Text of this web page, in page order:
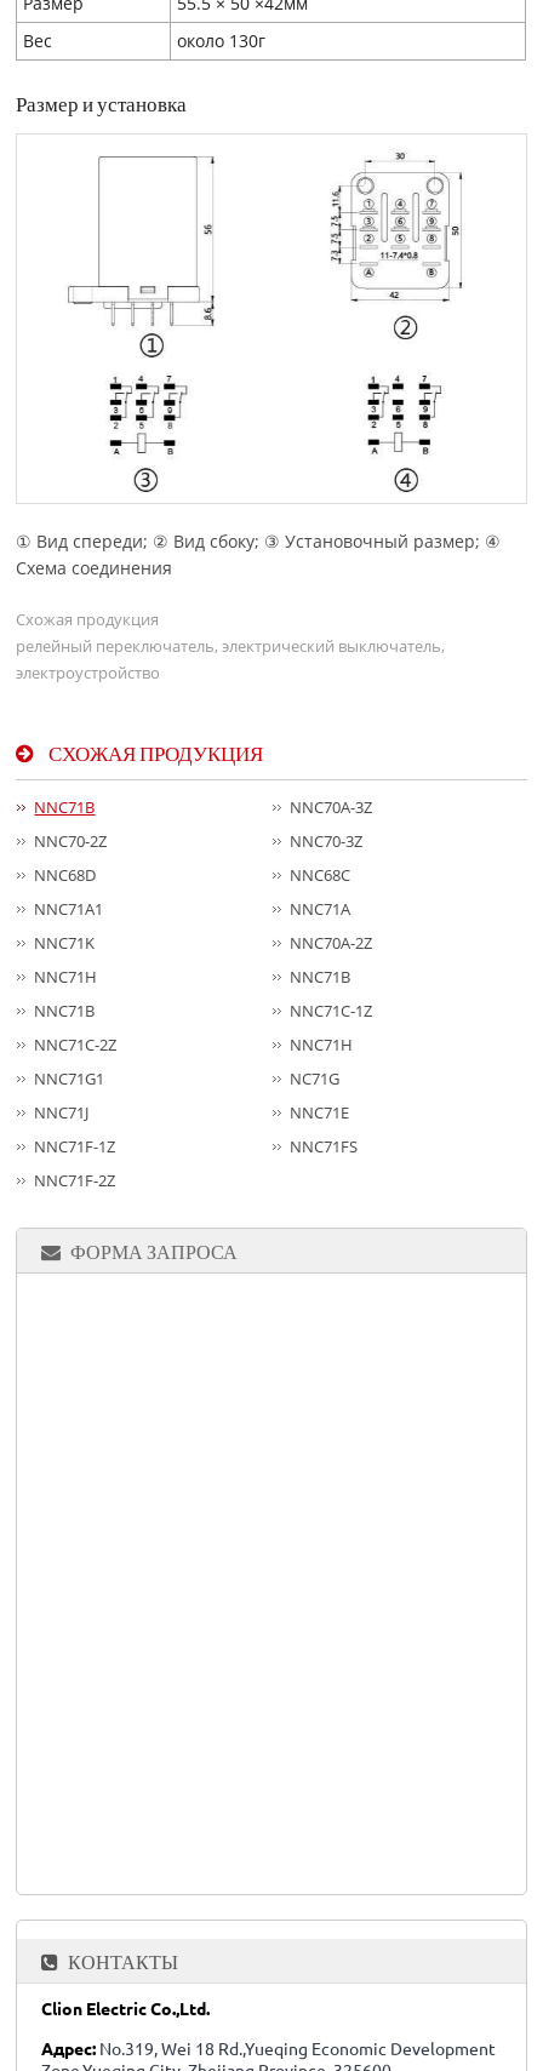
Вес
около 130г
Размер и установка
① Вид спереди; ② Вид сбоку; ③ Установочный размер; ④
Схема соединения
Схожая продукция
релейный переключатель, электрический выключатель,
электроустройство
СХОЖАЯ ПРОДУКЦИЯ
NNC71B
NNC70A-3Z
NNC70-2Z
NNC70-3Z
NNC68D
NNC68C
NNC71A1
NNC71A
NNC71K
NNC70A-2Z
NNC71H
NNC71B
NNC71B
NNC71C-1Z
NNC71C-2Z
NNC71H
NNC71G1
NC71G
NNC71J
NNC71E
NNC71F-1Z
NNC71FS
NNC71F-2Z
ФОРМА ЗАПРОСА
КОНТАКТЫ
Clion Electric Co.,Ltd.
Адрес: No.319, Wei 18 Rd.,Yueqing Economic Development